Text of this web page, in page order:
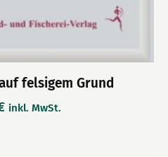
felsigem Grund
inkl. MwSt.